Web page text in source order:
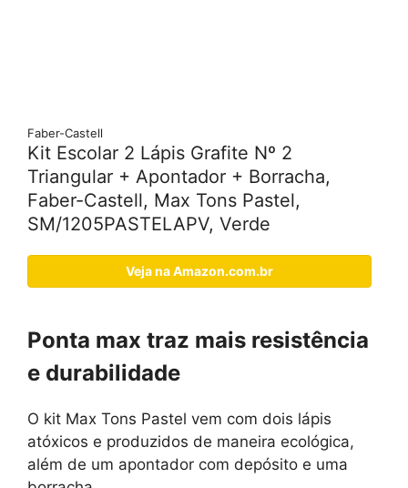
Faber-Castell
Kit Escolar 2 Lápis Grafite Nº 2
Triangular + Apontador + Borracha,
Faber-Castell, Max Tons Pastel,
SM/1205PASTELAPV, Verde
Veja na Amazon.com.br
Ponta max traz mais resistência
e durabilidade
O kit Max Tons Pastel vem com dois lápis
atóxicos e produzidos de maneira ecológica,
além de um apontador com depósito e uma